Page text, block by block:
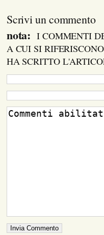
Scrivi un commento
nota:I COMMENTI
A CUI SI
HA SCRITTO